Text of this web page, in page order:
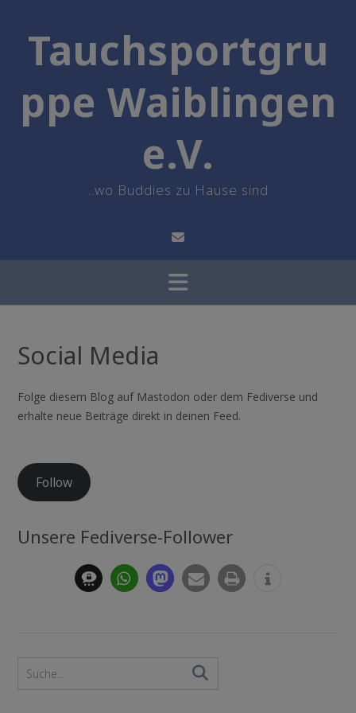
contentTauchsportgru
ppe Waiblingen
e.V.
..wo Buddies zu Hause sind
Social Media
Folge diesem Blog auf Mastodon oder dem Fediverse und
erhalte neue Beiträge direkt in deinen Feed.
Follow
Unsere Fediverse-Follower